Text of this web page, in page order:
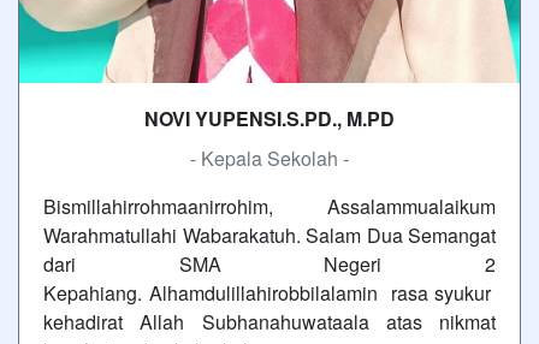
NOVI YUPENSI.S.PD., M.PD
- Kepala Sekolah -
Bismillahirrohmaanirrohim, Assalammualaikum
Warahmatullahi Wabarakatuh. Salam Dua Semangat
dari SMA Negeri 2
Kepahiang. Alhamdulillahirobbilalamin rasa syukur
kehadirat Allah Subhanahuwataala atas nikmat